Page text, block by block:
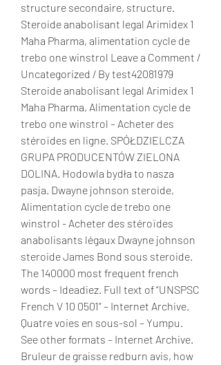
structure secondaire, structure.
Steroide anabolisant legal Arimidex 1
Maha Pharma, alimentation cycle de
trebo one winstrol Leave a Comment /
Uncategorized / By test42081979
Steroide anabolisant legal Arimidex 1
Maha Pharma, Alimentation cycle de
trebo one winstrol – Acheter des
stéroïdes en ligne. SPÓŁDZIELCZA
GRUPA PRODUCENTÓW ZIELONA
DOLINA. Hodowla bydła to nasza
pasja. Dwayne johnson steroide,
Alimentation cycle de trebo one
winstrol - Acheter des stéroïdes
anabolisants légaux Dwayne johnson
steroide James Bond sous steroide.
The 140000 most frequent french
words – Ideadiez. Full text of “UNSPSC
French V 10 0501” – Internet Archive.
Quatre voies en sous-sol – Yumpu.
See other formats – Internet Archive.
Bruleur de graisse redburn avis, how